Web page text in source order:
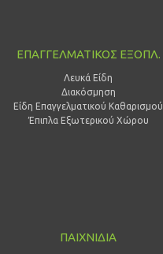
ΕΠΑΓΓΕΛΜΑΤΙΚΟΣ ΕΞΟΠΛ.
Λευκά Είδη
Διακόσμηση
Είδη Επαγγελματικού Καθαρισμού
Έπιπλα Εξωτερικού Χώρου
ΠΑΙΧΝΙΔΙΑ